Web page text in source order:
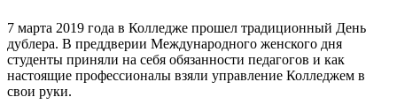
7 марта 2019 года в Колледже прошел традиционный День
дублера. В преддверии Международного женского дня
студенты приняли на себя обязанности педагогов и как
настоящие профессионалы взяли управление Колледжем в
свои руки.